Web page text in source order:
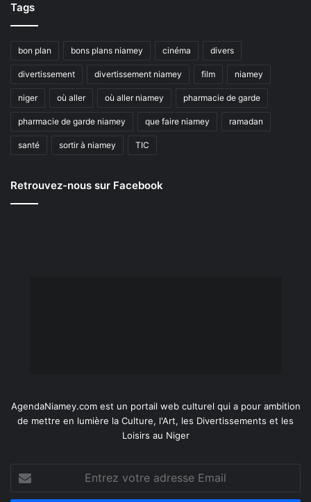
Tags
bon plan bons plans niamey cinéma divers
divertissement divertissement niamey film niamey
niger où aller où aller niamey pharmacie de garde
pharmacie de garde niamey que faire niamey ramadan
santé sortir à niamey TIC
Retrouvez-nous sur Facebook
AgendaNiamey.com est un portail web culturel qui a pour ambition
de mettre en lumière la Culture, l'Art, les Divertissements et les
Loisirs au Niger
Entrez
votre